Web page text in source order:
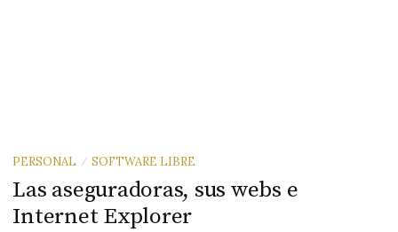
PERSONAL / SOFTWARE LIBRE
Las aseguradoras, sus webs e
Internet Explorer